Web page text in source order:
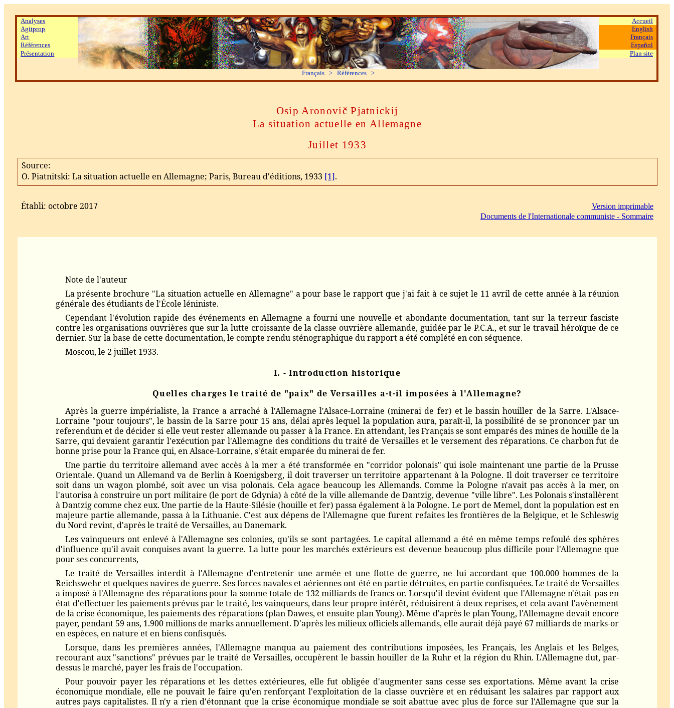
Analyses
Accueil
Agitprop
English
Art
Français
Références
Español
Présentation
Plan site
Français > Références >
Osip Aronovič Pjatnickij
La situation actuelle en Allemagne
Juillet 1933
Source:
O. Piatnitski: La situation actuelle en Allemagne; Paris, Bureau d'éditions, 1933 [1].
Établi: octobre 2017
Version imprimable
Documents de l'Internationale communiste ‑ Sommaire
Note de l'auteur
La présente brochure "La situation actuelle en Allemagne" a pour base le rapport que j'ai fait à ce sujet le 11 avril de cette année à la réunion
générale des étudiants de l'École léniniste.
Cependant l'évolution rapide des événements en Allemagne a fourni une nouvelle et abondante documentation, tant sur la terreur fasciste
contre les organisations ouvrières que sur la lutte croissante de la classe ouvrière allemande, guidée par le P.C.A., et sur le travail héroïque de ce
dernier. Sur la base de cette documentation, le compte rendu sténographique du rapport a été complété en con séquence.
Moscou, le 2 juillet 1933.
I. - Introduction historique
Quelles charges le traité de "paix" de Versailles a-t-il imposées à l'Allemagne?
Après la guerre impérialiste, la France a arraché à l'Allemagne l'Alsace-Lorraine (minerai de fer) et le bassin houiller de la Sarre. L'Alsace-
Lorraine "pour toujours", le bassin de la Sarre pour 15 ans, délai après lequel la population aura, paraît-il, la possibilité de se prononcer par un
referendum et de décider si elle veut rester allemande ou passer à la France. En attendant, les Français se sont emparés des mines de houille de la
Sarre, qui devaient garantir l'exécution par l'Allemagne des conditions du traité de Versailles et le versement des réparations. Ce charbon fut de
bonne prise pour la France qui, en Alsace-Lorraine, s'était emparée du minerai de fer.
Une partie du territoire allemand avec accès à la mer a été transformée en "corridor polonais" qui isole maintenant une partie de la Prusse
Orientale. Quand un Allemand va de Berlin à Koenigsberg, il doit traverser un territoire appartenant à la Pologne. Il doit traverser ce territoire
soit dans un wagon plombé, soit avec un visa polonais. Cela agace beaucoup les Allemands. Comme la Pologne n'avait pas accès à la mer, on
l'autorisa à construire un port militaire (le port de Gdynia) à côté de la ville allemande de Dantzig, devenue "ville libre". Les Polonais s'installèrent
à Dantzig comme chez eux. Une partie de la Haute-Silésie (houille et fer) passa également à la Pologne. Le port de Memel, dont la population est en
majeure partie allemande, passa à la Lithuanie. C'est aux dépens de l'Allemagne que furent refaites les frontières de la Belgique, et le Schleswig
du Nord revint, d'après le traité de Versailles, au Danemark.
Les vainqueurs ont enlevé à l'Allemagne ses colonies, qu'ils se sont partagées. Le capital allemand a été en même temps refoulé des sphères
d'influence qu'il avait conquises avant la guerre. La lutte pour les marchés extérieurs est devenue beaucoup plus difficile pour l'Allemagne que
pour ses concurrents,
Le traité de Versailles interdit à l'Allemagne d'entretenir une armée et une flotte de guerre, ne lui accordant que 100.000 hommes de la
Reichswehr et quelques navires de guerre. Ses forces navales et aériennes ont été en partie détruites, en partie confisquées. Le traité de Versailles
a imposé à l'Allemagne des réparations pour la somme totale de 132 milliards de francs-or. Lorsqu'il devint évident que l'Allemagne n'était pas en
état d'effectuer les paiements prévus par le traité, les vainqueurs, dans leur propre intérêt, réduisirent à deux reprises, et cela avant l'avènement
de la crise économique, les paiements des réparations (plan Dawes, et ensuite plan Young). Même d'après le plan Young, l'Allemagne devait encore
payer, pendant 59 ans, 1.900 millions de marks annuellement. D'après les milieux officiels allemands, elle aurait déjà payé 67 milliards de marks-or
en espèces, en nature et en biens confisqués.
Lorsque, dans les premières années, l'Allemagne manqua au paiement des contributions imposées, les Français, les Anglais et les Belges,
recourant aux "sanctions" prévues par le traité de Versailles, occupèrent le bassin houiller de la Ruhr et la région du Rhin. L'Allemagne dut, par-
dessus le marché, payer les frais de l'occupation.
Pour pouvoir payer les réparations et les dettes extérieures, elle fut obligée d'augmenter sans cesse ses exportations. Même avant la crise
économique mondiale, elle ne pouvait le faire qu'en renforçant l'exploitation de la classe ouvrière et en réduisant les salaires par rapport aux
autres pays capitalistes. Il n'y a rien d'étonnant que la crise économique mondiale se soit abattue avec plus de force sur l'Allemagne que sur la